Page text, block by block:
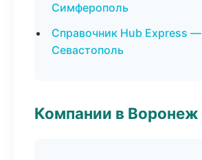
Симферополь
Справочник Hub Express —
Севастополь
Компании в Воронеж